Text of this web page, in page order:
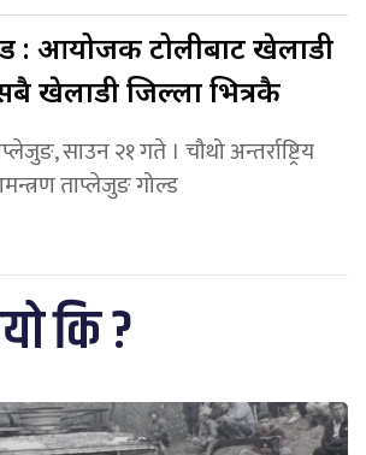
: आयोजक टोलीबाट खेलाडी
खेलाडी जिल्ला भित्रकै
साउन २१ गते । चौथो अन्तर्राष्ट्रिय
ताप्लेजुङ गोल्ड
कि ?